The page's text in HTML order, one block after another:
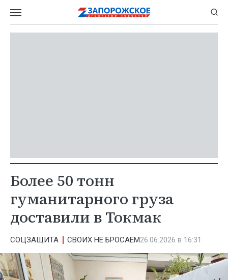
Более 50 тонн
гуманитарного груза
доставили в Токмак
СОЦЗАЩИТА СВОИХ НЕ БРОСАЕМ26.06.2026 в 16:31